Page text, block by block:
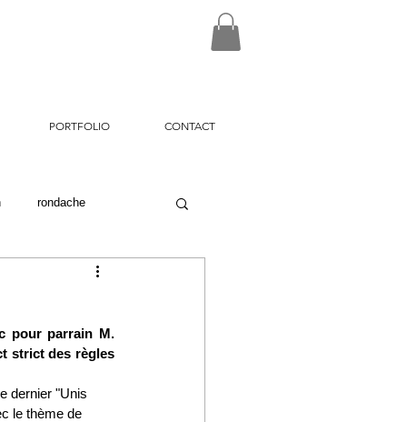
PORTFOLIO CONTACT
rondache
pour parrain M.
strict des règles
dernier "Unis
le thème de